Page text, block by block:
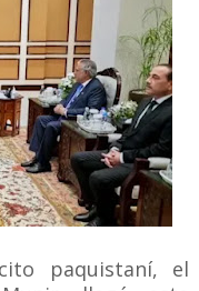
paquistaní, el